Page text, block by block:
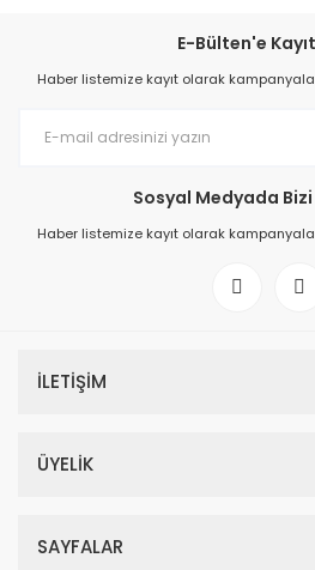
E-Bülten'e
Haber listemize kayıt olarak
Sosyal Medyada
Haber listemize kayıt olarak
İLETİŞİM
ÜYELİK
SAYFALAR